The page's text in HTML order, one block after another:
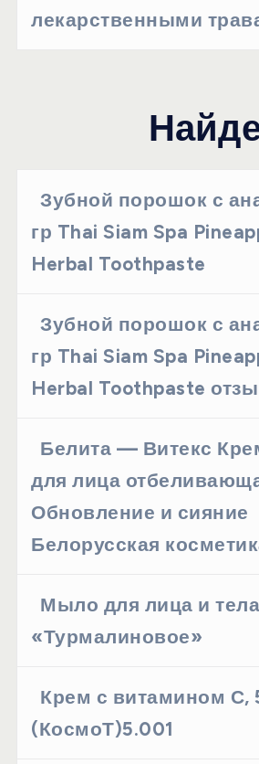
лекарственными
Зубной порошок с
гр Thai Siam Spa
Herbal Toothpaste
Зубной порошок с
гр Thai Siam Spa
Herbal Toothpaste
Белита — Витекс
для лица
Обновление и сияние
Белорусская
Мыло для лица и тела
«Турмалиновое»
Крем с витамином С,
(КосмоТ)5.001